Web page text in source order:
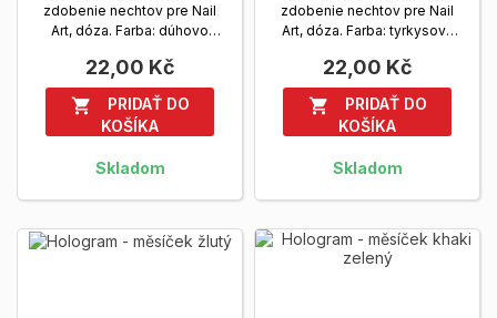
zdobenie nechtov pre Nail
Art, dóza. Farba: dúhovo
22,00 Kč

PRIDAŤ DO
KOŠÍKA
Skladom
zdobenie nechtov pre Nail
Art, dóza. Farba: tyrkysová
22,00 Kč

PRIDAŤ DO
KOŠÍKA
Skladom